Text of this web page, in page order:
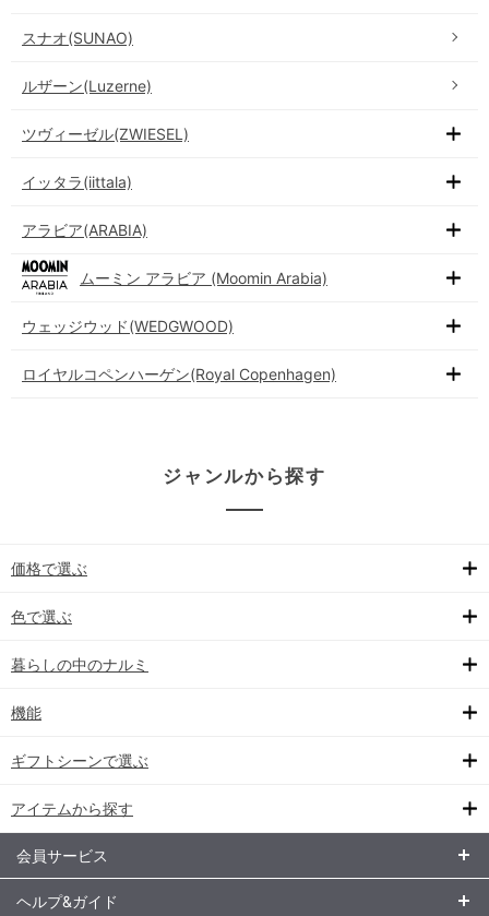
スナオ(SUNAO)
ルザーン(Luzerne)
ツヴィーゼル(ZWIESEL)
イッタラ(iittala)
アラビア(ARABIA)
ムーミン アラビア (Moomin Arabia)
ウェッジウッド(WEDGWOOD)
ロイヤルコペンハーゲン(Royal Copenhagen)
ジャンルから探す
価格で選ぶ
色で選ぶ
暮らしの中のナルミ
機能
ギフトシーンで選ぶ
アイテムから探す
会員サービス
ヘルプ&ガイド